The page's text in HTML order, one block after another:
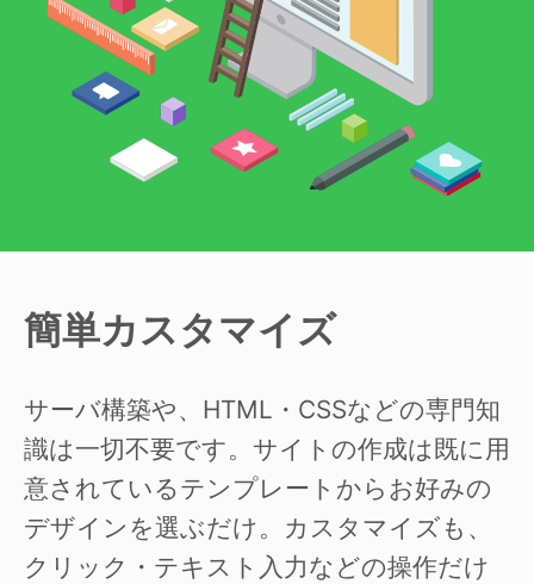
簡単カスタマイズ
サーバ構築や、HTML・CSSなどの専門知
識は一切不要です。サイトの作成は既に用
意されているテンプレートからお好みの
デザインを選ぶだけ。カスタマイズも、
クリック・テキスト入力などの操作だけ